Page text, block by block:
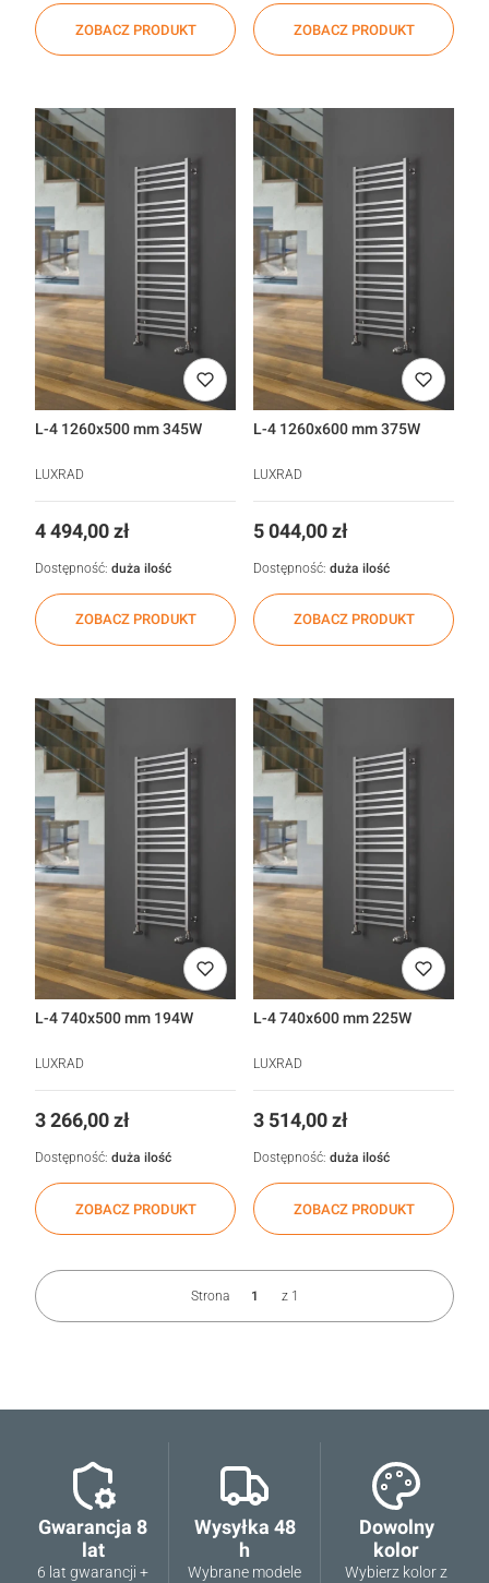
ZOBACZ PRODUKT ZOBACZ PRODUKT
L-4 1260x500 mm 345W
LUXRAD
Cena
4 494,00 zł
ZOBACZ PRODUKT
Dostępność: duża ilość
L-4 1260x600 mm 375W
LUXRAD
Cena
5 044,00 zł
ZOBACZ PRODUKT
Dostępność: duża ilość
L-4 740x500 mm 194W
LUXRAD
Cena
3 266,00 zł
ZOBACZ PRODUKT
Dostępność: duża ilość
L-4 740x600 mm 225W
LUXRAD
Cena
3 514,00 zł
ZOBACZ PRODUKT
Dostępność: duża ilość
Strona z 1
Gwarancja 8
lat
6 lat gwarancji +
Wysyłka 48
h
Wybrane modele
Dowolny
kolor
Wybierz kolor z